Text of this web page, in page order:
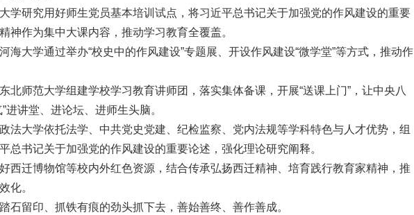
学研究用好师生党员基本培训试点，将习近平总书记关于加强党的作风建设的重要
神作为集中大课内容，推动学习教育全覆盖。
海大学通过举办“校史中的作风建设”专题展、开设作风建设“微学堂”等方式，推动作
北师范大学组建学校学习教育讲师团，落实集体备课，开展“送课上门”，让中央八
进讲堂、进论坛、进师生头脑。
法大学依托法学、中共党史党建、纪检监察、党内法规等学科特色与人才优势，组
总书记关于加强党的作风建设的重要论述，强化理论研究阐释。
西迁博物馆等校内外红色资源，结合传承弘扬西迁精神、培育践行教育家精神，推
化。
石留印、抓铁有痕的劲头抓下去，善始善终、善作善成。